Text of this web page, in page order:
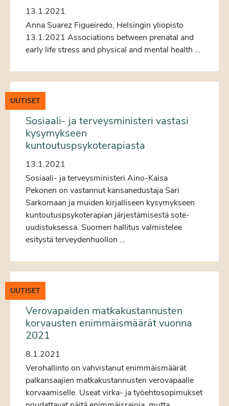
13.1.2021
Anna Suarez Figueiredo, Helsingin yliopisto
13.1.2021 Associations between prenatal and
early life stress and physical and mental health …
UUTISET
Sosiaali- ja terveysministeri vastasi
kysymykseen
kuntoutuspsykoterapiasta
13.1.2021
Sosiaali- ja terveysministeri Aino-Kaisa
Pekonen on vastannut kansanedustaja Sari
Sarkomaan ja muiden kirjalliseen kysymykseen
kuntoutuspsykoterapian järjestämisestä sote-
uudistuksessa. Suomen hallitus valmistelee
esitystä terveydenhuollon …
UUTISET
Verovapaiden matkakustannusten
korvausten enimmäismäärät vuonna
2021
8.1.2021
Verohallinto on vahvistanut enimmäismäärät
palkansaajien matkakustannusten verovapaalle
korvaamiselle. Useat virka- ja työehtosopimukset